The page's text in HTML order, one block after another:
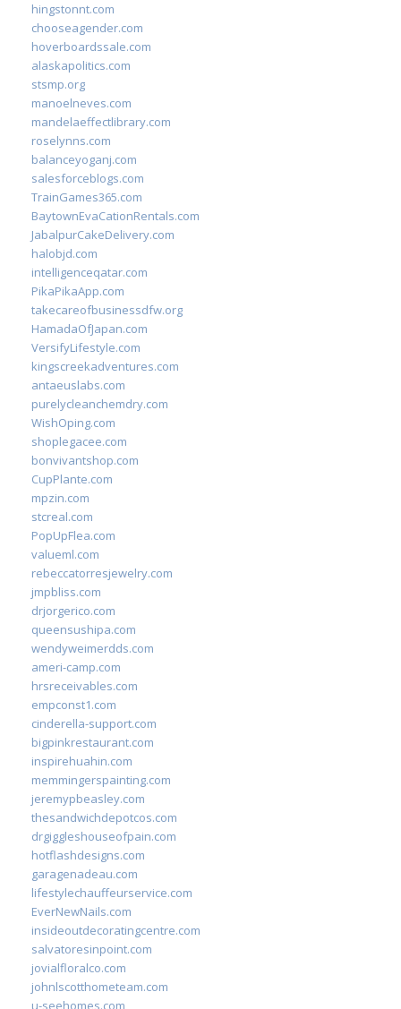
hingstonnt.com
chooseagender.com
hoverboardssale.com
alaskapolitics.com
stsmp.org
manoelneves.com
mandelaeffectlibrary.com
roselynns.com
balanceyoganj.com
salesforceblogs.com
TrainGames365.com
BaytownEvaCationRentals.com
JabalpurCakeDelivery.com
halobjd.com
intelligenceqatar.com
PikaPikaApp.com
takecareofbusinessdfw.org
HamadaOfJapan.com
VersifyLifestyle.com
kingscreekadventures.com
antaeuslabs.com
purelycleanchemdry.com
WishOping.com
shoplegacee.com
bonvivantshop.com
CupPlante.com
mpzin.com
stcreal.com
PopUpFlea.com
valueml.com
rebeccatorresjewelry.com
jmpbliss.com
drjorgerico.com
queensushipa.com
wendyweimerdds.com
ameri-camp.com
hrsreceivables.com
empconst1.com
cinderella-support.com
bigpinkrestaurant.com
inspirehuahin.com
memmingerspainting.com
jeremypbeasley.com
thesandwichdepotcos.com
drgiggleshouseofpain.com
hotflashdesigns.com
garagenadeau.com
lifestylechauffeurservice.com
EverNewNails.com
insideoutdecoratingcentre.com
salvatoresinpoint.com
jovialfloralco.com
johnlscotthometeam.com
u-seehomes.com